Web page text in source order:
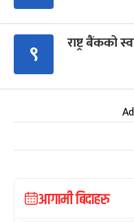
९ राष्ट्र बैंकको
आगामी बिदाहरु